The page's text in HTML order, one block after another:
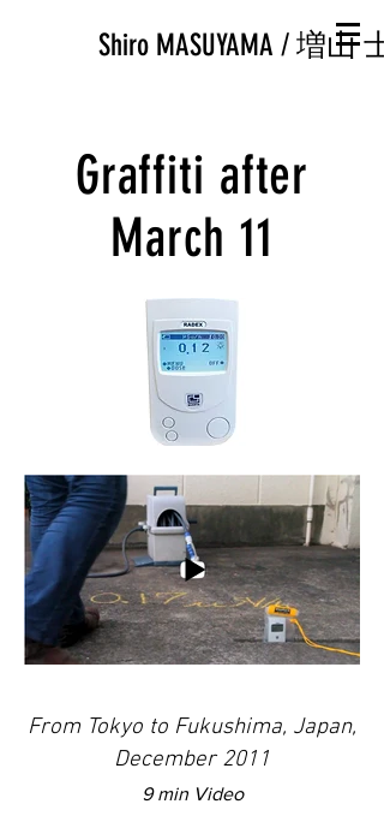
Shiro MASUYAMA / 増山
Graffiti after
March 11
From Tokyo to Fukushima, Japan,
December 2011
9 min Video